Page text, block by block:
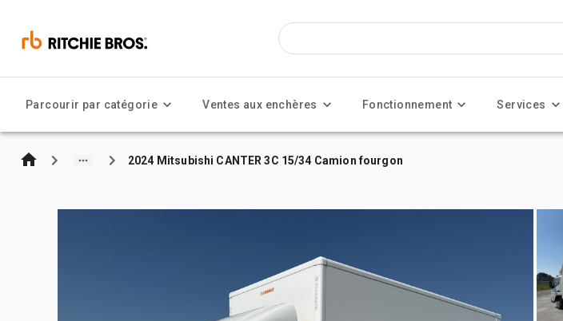
Parcourir par catégorie Ventes aux enchères Fonctionnement Services
2024 Mitsubishi CANTER 3C 15/34 Camion fourgon